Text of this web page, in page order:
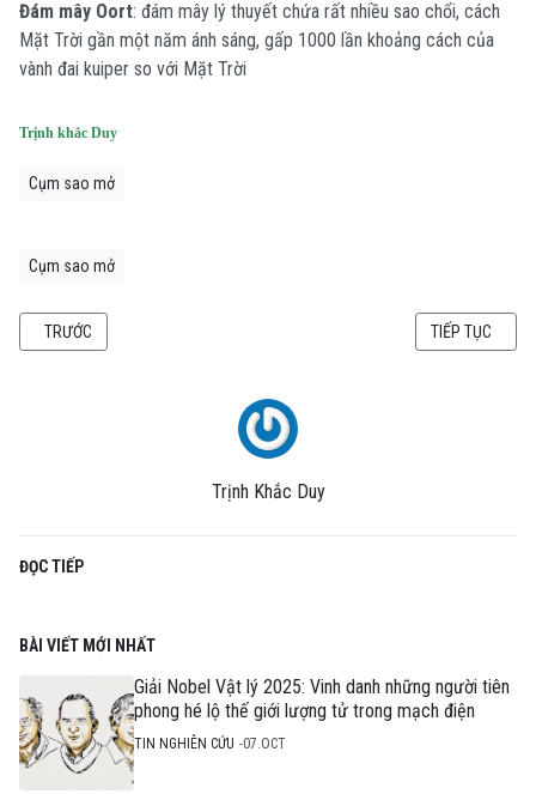
Trịnh Khắc Duy
ĐỌC TIẾP
Đám mây Oort: đám mây lý thuyết chứa rất nhiều sao chổi, cách
Mặt Trời gần một năm ánh sáng, gấp 1000 lần khoảng cách của
vành đai kuiper so với Mặt Trời
Trịnh khắc Duy
Cụm sao mở
Cụm sao mở
BÀI VIẾT TRƯỚC: THUYẾT BIG BANG LÀ GÌ? (CÁCH ĐƠN GIẢN NHẤT ĐỂ HIỂU
TRƯỚC BÀI VIẾT KẾ
TIẾP TỤC
BÀI VIẾT MỚI NHẤT
Giải Nobel Vật lý 2025: Vinh danh những người tiên
phong hé lộ thế giới lượng tử trong mạch điện
TIN NGHIÊN CỨU 07.OCT